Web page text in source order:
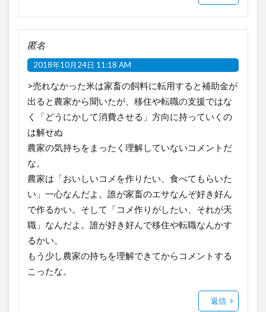
匿名
2018年10月24日 11:18 AM
>売れなかった米は家畜の飼料に転用すると補助金が
出ると農家から聞いたが、移住や転職の支援ではな
く「どうにかして消費させる」方向に持っていくの
は解せぬ
農家の気持ちをまったく理解していないコメントだ
な。
農家は「おいしいコメを作りたい、食べてもらいた
い」一心なんだよ。誰が家畜のエサなんぞ好き好ん
で作るかい。そして「コメ作りがしたい、それが天
職」なんだよ。誰が好き好んで移住や転職なんかす
るかい。
もう少し農家の持ちを理解できてからコメントする
こったな。
返信